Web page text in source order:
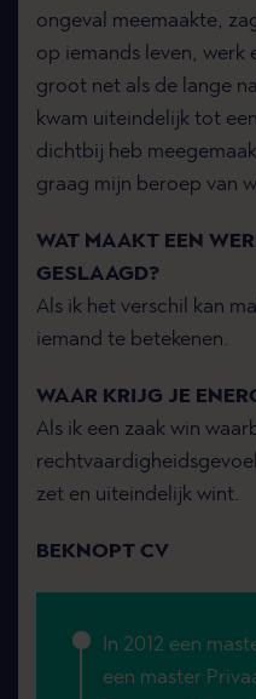
ongeval meemaakte,
op iemands leven, werk
groot net als de lange
kwam uiteindelijk tot
dichtbij heb
graag mijn beroep van
WAT MAAKT EEN
GESLAAGD?
Als ik het verschil kan
iemand te betekenen.
WAAR KRIJG JE
Als ik een zaak win
zet en uiteindelijk wint.
BEKNOPT CV
In 2012 een
een master